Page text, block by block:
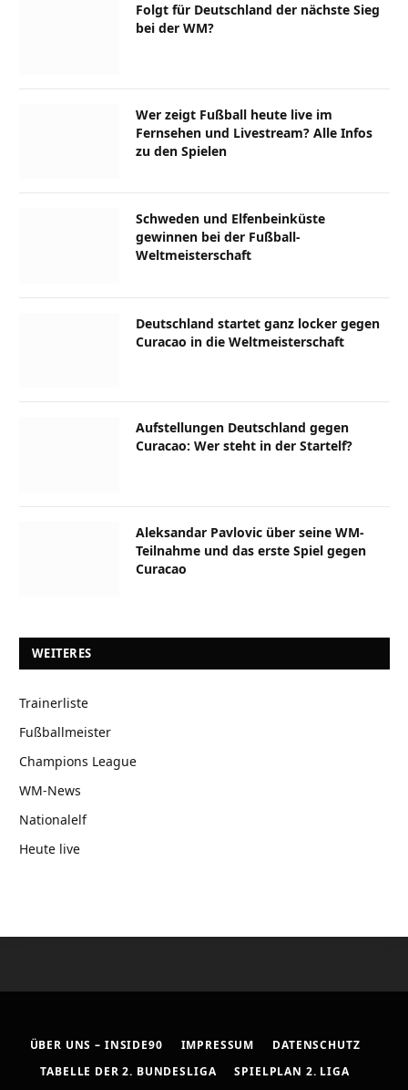
Folgt für Deutschland der nächste Sieg
bei der WM?
Wer zeigt Fußball heute live im
Fernsehen und Livestream? Alle Infos
zu den Spielen
Schweden und Elfenbeinküste
gewinnen bei der Fußball-
Weltmeisterschaft
Deutschland startet ganz locker gegen
Curacao in die Weltmeisterschaft
Aufstellungen Deutschland gegen
Curacao: Wer steht in der Startelf?
Aleksandar Pavlovic über seine WM-
Teilnahme und das erste Spiel gegen
Curacao
WEITERES
Trainerliste
Fußballmeister
Champions League
WM-News
Nationalelf
Heute live
ÜBER UNS – INSIDE90 IMPRESSUM
DATENSCHUTZ
TABELLE DER 2. BUNDESLIGA
SPIELPLAN 2. LIGA